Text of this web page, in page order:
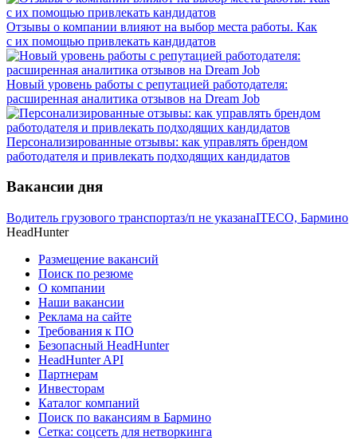
Отзывы о компании влияют на выбор места работы. Как
с их помощью привлекать кандидатов
Новый уровень работы с репутацией работодателя:
расширенная аналитика отзывов на Dream Job
Персонализированные отзывы: как управлять брендом
работодателя и привлекать подходящих кандидатов
Вакансии дня
Водитель грузового транспортаз/п не указанаITECO, Бармино
HeadHunter
Размещение вакансий
Поиск по резюме
О компании
Наши вакансии
Реклама на сайте
Требования к ПО
Безопасный HeadHunter
HeadHunter API
Партнерам
Инвесторам
Каталог компаний
Поиск по вакансиям в Бармино
Сетка: соцсеть для нетворкинга